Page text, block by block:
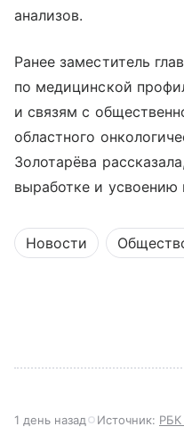
анализов.
Ранее заместитель
по медицинской
и связям с
областного
Золотарёва
выработке и усвоению
Новости
1 день назад Источник: РБК